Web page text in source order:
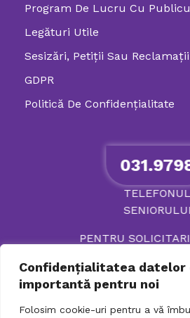
Confidențialitatea datelor
importantă pentru noi
Folosim cookie-uri pentru a vă
Program De Lucru Cu
Legături Utile
Sesizări, Petiţii Sau Reclamații
GDPR
Politică De Confidenţialitate
TELEFONUL
SENIORULUI
PENTRU